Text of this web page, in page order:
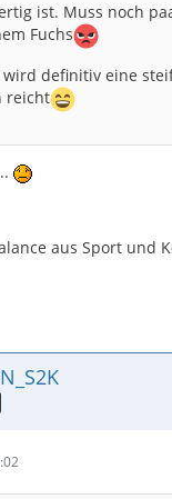
ist. Muss noch
Fuchs
wird definitiv eine
reicht
aus Sport und